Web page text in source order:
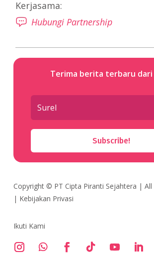
Kerjasama:
Hubungi Partnership
Terima berita terbaru dari
Subscribe!
Copyright © PT Cipta Piranti Sejahtera | All
| Kebijakan Privasi
Ikuti Kami